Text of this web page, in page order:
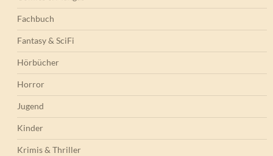
Fachbuch
Fantasy & SciFi
Hörbücher
Horror
Jugend
Kinder
Krimis & Thriller